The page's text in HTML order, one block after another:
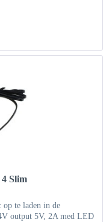
Slim
op te laden in de
output 5V, 2A med LED